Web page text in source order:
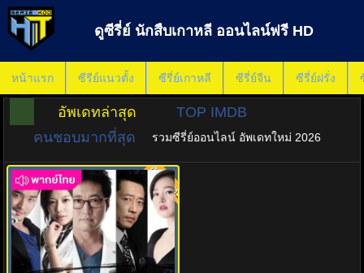
ดูซีรี่ย์ นักสืบเกาหลี ออนไลน์ฟรี HD
หน้าแรก ซีรีย์แนวตั้ง ซีรี่ย์เกาหลี ซีรี่ย์จีน ซีรี่ย์ฝรั่ง
อัพเดทล่าสุด
TOP IMDB
คนชอบมากที่สุด
รวมซีรี่ย์ออนไลน์ อัพเดทใหม่ 2026
7.0 พากย์ไทย